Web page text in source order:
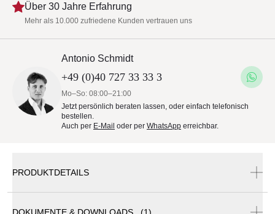
Über 30 Jahre Erfahrung
Mehr als 10.000 zufriedene Kunden vertrauen uns
Antonio Schmidt
+49 (0)40 727 33 33 3
Mo–So: 08:00–21:00
Jetzt persönlich beraten lassen, oder einfach telefonisch
bestellen.
Auch per E-Mail oder per WhatsApp erreichbar.
PRODUKTDETAILS
DOKUMENTE & DOWNLOADS (1)